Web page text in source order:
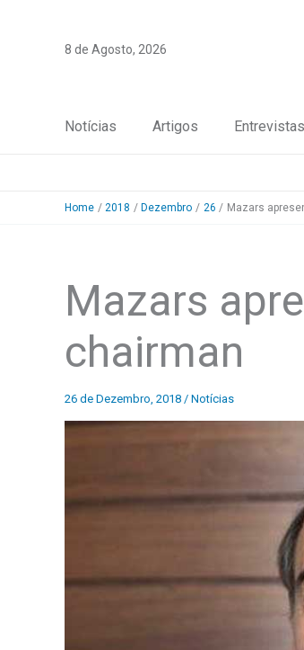
8 de Agosto, 2026
Notícias Artigos Entrevistas
Home 2018 Dezembro 26 Mazars
Mazars
chairman
26 de Dezembro, 2018 / Notícias